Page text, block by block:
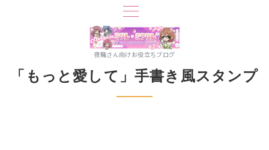
夜職さん向けお役立ちブログ
「もっと愛して」手書き風スタンプ